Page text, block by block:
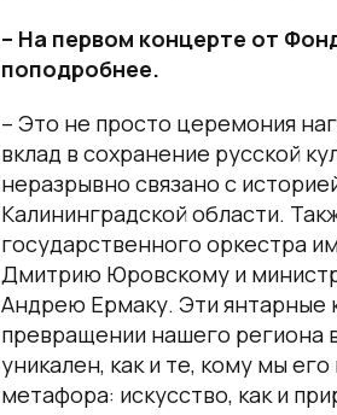
– На первом концерте от
поподробнее.
– Это не просто церемония
вклад в сохранение русской
неразрывно связано с
Калининградской области.
государственного оркестра
Дмитрию Юровскому и
Андрею Ермаку. Эти янтарные
превращении нашего региона
уникален, как и те, кому мы
метафора: искусство, как и